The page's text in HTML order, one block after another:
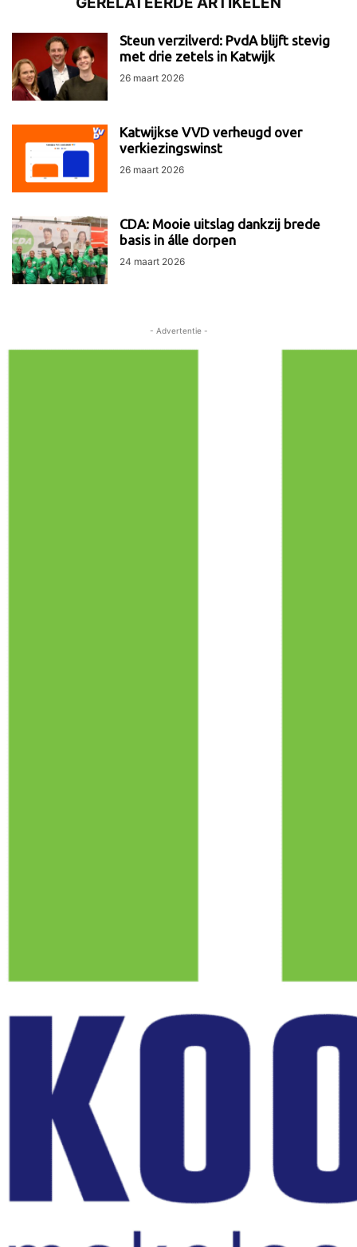
Steun verzilverd: PvdA blijft stevig
met drie zetels in Katwijk
26 maart 2026
Katwijkse VVD verheugd over
verkiezingswinst
26 maart 2026
CDA: Mooie uitslag dankzij brede
basis in álle dorpen
24 maart 2026
- Advertentie -